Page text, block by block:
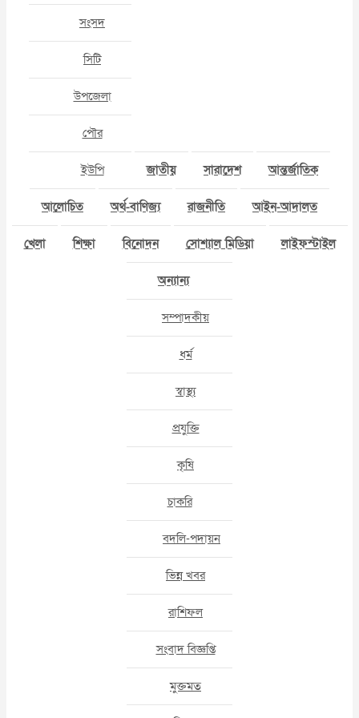
সংসদ
সিটি
উপজেলা
পৌর
ইউপি জাতীয় সারাদেশ আন্তর্জাতিক
আলোচিত অর্থ-বাণিজ্য রাজনীতি আইন-আদালত
খেলা শিক্ষা বিনোদন সোশ্যাল মিডিয়া লাইফস্টাইল
অন্যান্য
সম্পাদকীয়
ধর্ম
স্বাস্থ্য
প্রযুক্তি
কৃষি
চাকরি
বদলি-পদায়ন
ভিন্ন খবর
রাশিফল
সংবাদ বিজ্ঞপ্তি
মুক্তমত